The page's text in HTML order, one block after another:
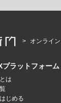
オンライ
プラットフォーム
は
じめる